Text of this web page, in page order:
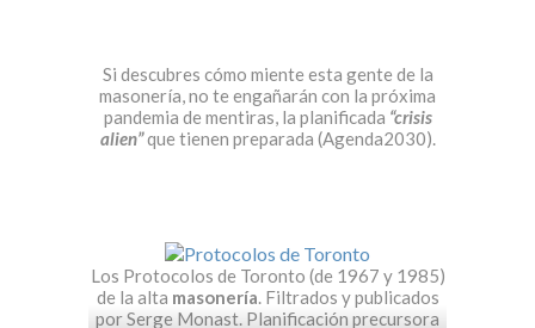
Si descubres cómo miente esta gente de la
masonería, no te engañarán con la próxima
pandemia de mentiras, la planificada “crisis
alien”que tienen preparada (Agenda2030).
Los Protocolos de Toronto (de 1967 y 1985)
de la alta masonería. Filtrados y publicados
por Serge Monast. Planificación precursora